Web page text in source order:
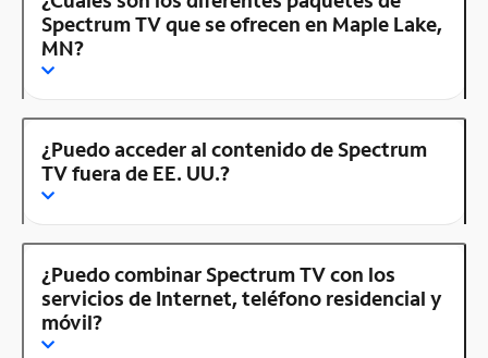
Spectrum TV que se ofrecen en Maple Lake,
MN?
¿Puedo acceder al contenido de Spectrum
TV fuera de EE. UU.?
¿Puedo combinar Spectrum TV con los
servicios de Internet, teléfono residencial y
móvil?